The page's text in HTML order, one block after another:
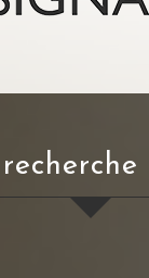
recherche